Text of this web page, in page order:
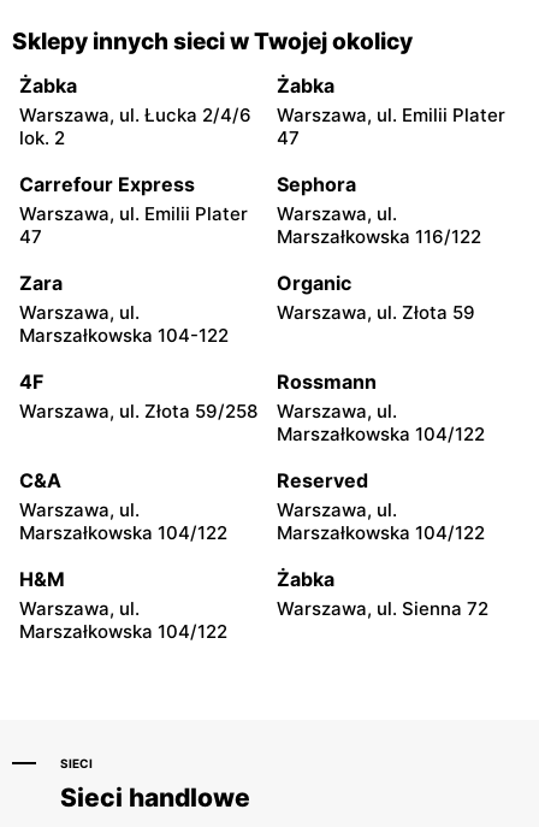
North Fish
Rzeszów al. Mjr. Wacława
Kopisto 1
North Fish
Kraków, ul. Gen. Henryka
Kamieńskiego 11
North Fish North Fish
107
North Fish North Fish
North Fish
Poznań al. Solidarności 47
North Fish
North Fish North Fish
Gdańsk, ul. Targ Sienny 7
North Fish
Gdańsk al. Grunwaldzka 141
North Fish
Wrocław, ul. pl.
North Fish
Gdynia, ul. Kazimierza
North Fish
Sklepy innych sieci w Twojej okolicy
Żabka
Warszawa, ul. Łucka 2/4/6
lok. 2
Żabka
Warszawa, ul. Emilii Plater
47
Carrefour Express
Warszawa, ul. Emilii Plater
47
Sephora
Warszawa, ul.
Marszałkowska 116/122
Zara
Warszawa, ul.
Marszałkowska 104-122
Organic
Warszawa, ul. Złota 59
4F
Warszawa, ul. Złota 59/258
Rossmann
Warszawa, ul.
Marszałkowska 104/122
C&A
Warszawa, ul.
Marszałkowska 104/122
Reserved
Warszawa, ul.
Marszałkowska 104/122
H&M
Warszawa, ul.
Marszałkowska 104/122
Żabka
Warszawa, ul. Sienna 72
SIECI
Sieci handlowe